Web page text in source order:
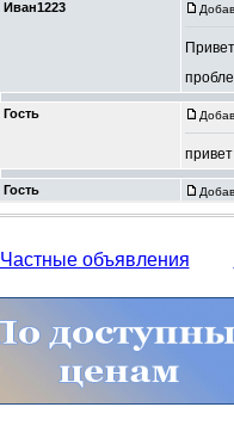
Частные объявления